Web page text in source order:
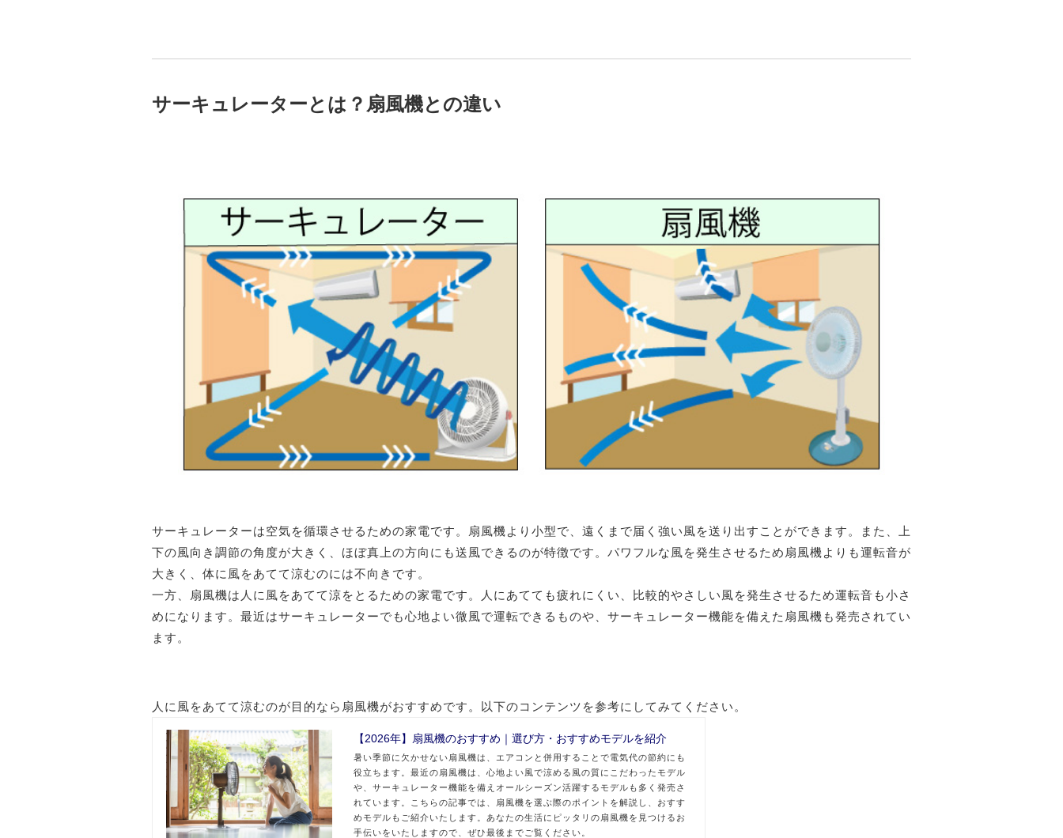
サーキュレーターとは？扇風機との違い
サーキュレーターは空気を循環させるための家電です。扇風機より小型で、遠くまで届く強い風を送り出すことができます。また、上
下の風向き調節の角度が大きく、ほぼ真上の方向にも送風できるのが特徴です。パワフルな風を発生させるため扇風機よりも運転音が
大きく、体に風をあてて涼むのには不向きです。
一方、扇風機は人に風をあてて涼をとるための家電です。人にあてても疲れにくい、比較的やさしい風を発生させるため運転音も小さ
めになります。最近はサーキュレーターでも心地よい微風で運転できるものや、サーキュレーター機能を備えた扇風機も発売されてい
ます。
人に風をあてて涼むのが目的なら扇風機がおすすめです。以下のコンテンツを参考にしてみてください。
【2026年】扇風機のおすすめ｜選び方・おすすめモデルを紹介
暑い季節に欠かせない扇風機は、エアコンと併用することで電気代の節約にも
役立ちます。最近の扇風機は、心地よい風で涼める風の質にこだわったモデル
や、サーキュレーター機能を備えオールシーズン活躍するモデルも多く発売さ
れています。こちらの記事では、扇風機を選ぶ際のポイントを解説し、おすす
めモデルもご紹介いたします。あなたの生活にピッタリの扇風機を見つけるお
手伝いをいたしますので、ぜひ最後までご覧ください。